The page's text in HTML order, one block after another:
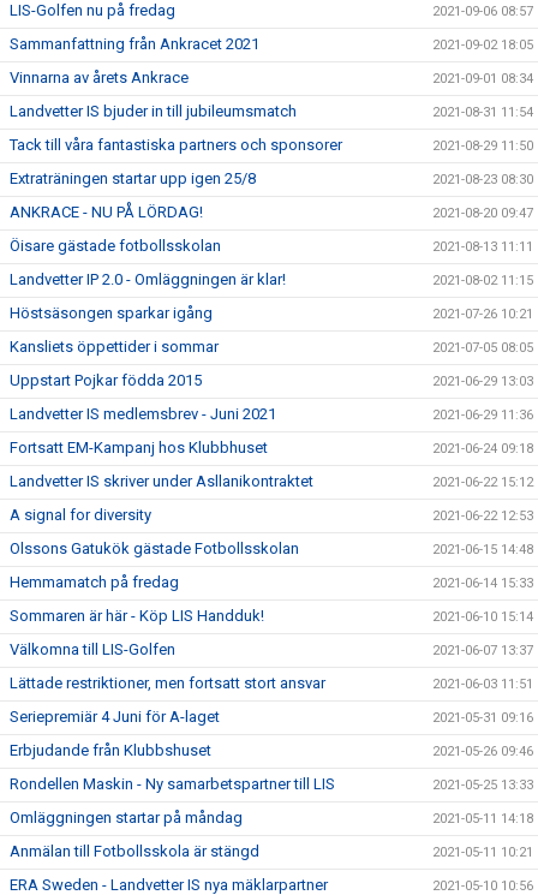
LIS-Golfen nu på fredag 2021-09-06 08:57
Sammanfattning från Ankracet 2021 2021-09-02 18:05
Vinnarna av årets Ankrace 2021-09-01 08:34
Landvetter IS bjuder in till jubileumsmatch 2021-08-31 11:54
Tack till våra fantastiska partners och sponsorer 2021-08-29 11:50
Extraträningen startar upp igen 25/8 2021-08-23 08:30
ANKRACE - NU PÅ LÖRDAG! 2021-08-20 09:47
Öisare gästade fotbollsskolan 2021-08-13 11:11
Landvetter IP 2.0 - Omläggningen är klar! 2021-08-02 11:15
Höstsäsongen sparkar igång 2021-07-26 10:21
Kansliets öppettider i sommar 2021-07-05 08:05
Uppstart Pojkar födda 2015 2021-06-29 13:03
Landvetter IS medlemsbrev - Juni 2021 2021-06-29 11:36
Fortsatt EM-Kampanj hos Klubbhuset 2021-06-24 09:18
Landvetter IS skriver under Asllanikontraktet 2021-06-22 15:12
A signal for diversity 2021-06-22 12:53
Olssons Gatukök gästade Fotbollsskolan 2021-06-15 14:48
Hemmamatch på fredag 2021-06-14 15:33
Sommaren är här - Köp LIS Handduk! 2021-06-10 15:14
Välkomna till LIS-Golfen 2021-06-07 13:37
Lättade restriktioner, men fortsatt stort ansvar 2021-06-03 11:51
Seriepremiär 4 Juni för A-laget 2021-05-31 09:16
Erbjudande från Klubbshuset 2021-05-26 09:46
Rondellen Maskin - Ny samarbetspartner till LIS 2021-05-25 13:33
Omläggningen startar på måndag 2021-05-11 14:18
Anmälan till Fotbollsskola är stängd 2021-05-11 10:21
ERA Sweden - Landvetter IS nya mäklarpartner 2021-05-10 10:56